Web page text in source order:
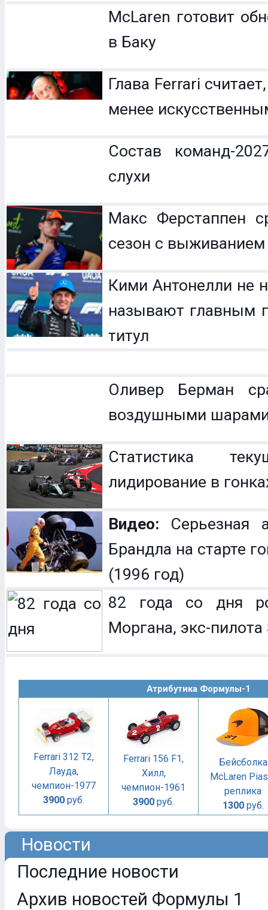
McLaren готовит
в Баку
Глава Ferrari
менее
Состав команд-
слухи
Макс Ферстаппен
сезон с выживанием
Кими Антонелли не
называют главным
титул
Оливер Берман
воздушными
Статистика
лидирование в
Видео: Серьезная
Брандла на старте
(1996 год)
82 года со дня
Моргана, экс-пилота
Атрибутика Формулы-1
Ferrari 312 T2,
Лауда,
чемпион-1977
3900 руб.
Ferrari 156 F1,
Хилл,
чемпион-1961
3900 руб.
Бейсболка
McLaren
реплика
1300руб.
Новости
Последние новости
Архив новостей Формулы 1